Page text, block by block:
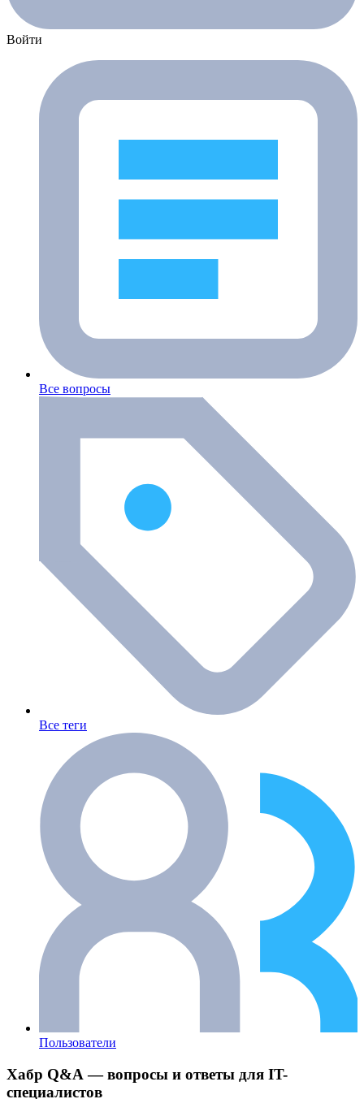
Войти
Все вопросы
Все теги
Пользователи
Хабр Q&A — вопросы и ответы для IT-
специалистов